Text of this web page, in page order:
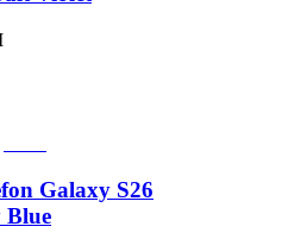
Galaxy S26
Blue